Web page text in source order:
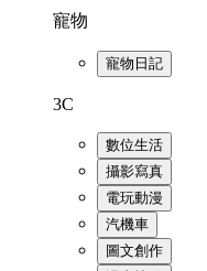
寵物
寵物日記
3C
數位生活
攝影寫真
電玩動漫
汽機車
圖文創作